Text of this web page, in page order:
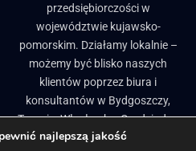
przedsiębiorczości w
województwie kujawsko-
pomorskim. Działamy lokalnie –
możemy być blisko naszych
klientów poprzez biura i
konsultantów w Bydgoszczy,
Toruniu, Włocławku, Grudziądzu
i Brodnicy. ​
najlepszą jakość